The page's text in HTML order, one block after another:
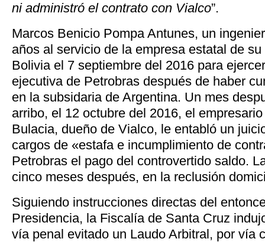
ni administró el contrato con Vialco”.
Marcos Benicio Pompa Antunes, un
años al servicio de la empresa estatal de
Bolivia el 7 septiembre del 2016 para
ejecutiva de Petrobras después de haber
en la subsidaria de Argentina. Un mes
arribo, el 12 octubre del 2016, el
Bulacia, dueño de Vialco, le entabló un
cargos de «estafa e incumplimiento de
Petrobras el pago del controvertido saldo.
cinco meses después, en la reclusión
Siguiendo instrucciones directas del
Presidencia, la Fiscalía de Santa Cruz
vía penal evitado un Laudo Arbitral, por vía